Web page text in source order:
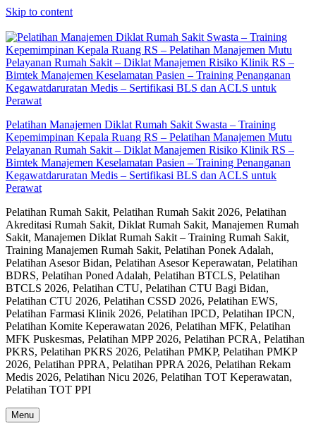
Skip to content
Pelatihan Manajemen Diklat Rumah Sakit Swasta – Training
Kepemimpinan Kepala Ruang RS – Pelatihan Manajemen Mutu
Pelayanan Rumah Sakit – Diklat Manajemen Risiko Klinik RS –
Bimtek Manajemen Keselamatan Pasien – Training Penanganan
Kegawatdaruratan Medis – Sertifikasi BLS dan ACLS untuk
Perawat
Pelatihan Rumah Sakit, Pelatihan Rumah Sakit 2026, Pelatihan
Akreditasi Rumah Sakit, Diklat Rumah Sakit, Manajemen Rumah
Sakit, Manajemen Diklat Rumah Sakit – Training Rumah Sakit,
Training Manajemen Rumah Sakit, Pelatihan Ponek Adalah,
Pelatihan Asesor Bidan, Pelatihan Asesor Keperawatan, Pelatihan
BDRS, Pelatihan Poned Adalah, Pelatihan BTCLS, Pelatihan
BTCLS 2026, Pelatihan CTU, Pelatihan CTU Bagi Bidan,
Pelatihan CTU 2026, Pelatihan CSSD 2026, Pelatihan EWS,
Pelatihan Farmasi Klinik 2026, Pelatihan IPCD, Pelatihan IPCN,
Pelatihan Komite Keperawatan 2026, Pelatihan MFK, Pelatihan
MFK Puskesmas, Pelatihan MPP 2026, Pelatihan PCRA, Pelatihan
PKRS, Pelatihan PKRS 2026, Pelatihan PMKP, Pelatihan PMKP
2026, Pelatihan PPRA, Pelatihan PPRA 2026, Pelatihan Rekam
Medis 2026, Pelatihan Nicu 2026, Pelatihan TOT Keperawatan,
Pelatihan TOT PPI
Menu